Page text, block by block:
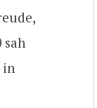
sah
in